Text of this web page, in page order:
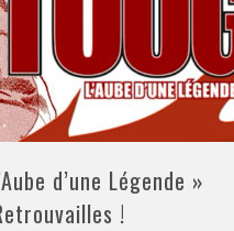
d’une Légende »
!